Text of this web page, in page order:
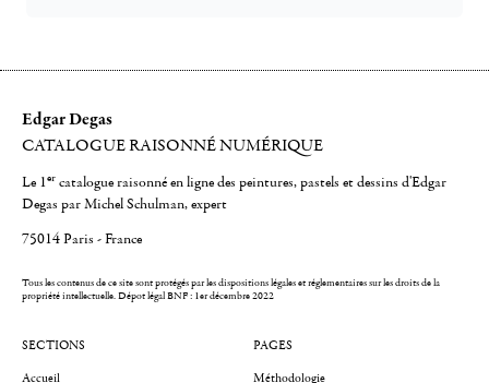
Edgar Degas
CATALOGUE RAISONNÉ NUMÉRIQUE
Le 1er catalogue raisonné en ligne des peintures, pastels et dessins d'Edgar
Degas par Michel Schulman, expert
75014 Paris - France
Tous les contenus de ce site sont protégés par les dispositions légales et réglementaires sur les droits de la
propriété intellectuelle.Dépot légal BNF : 1er décembre 2022
SECTIONS
Accueil
PAGES
Méthodologie